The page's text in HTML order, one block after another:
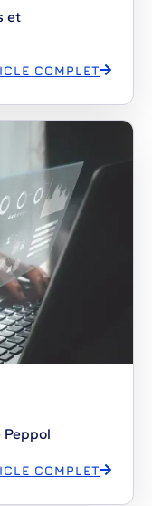
et
COMPLET
Peppol
COMPLET